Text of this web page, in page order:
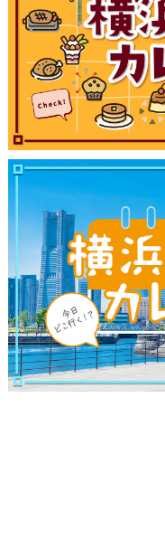
観光ガイド
ランキング
ブログ記事
サイトについて